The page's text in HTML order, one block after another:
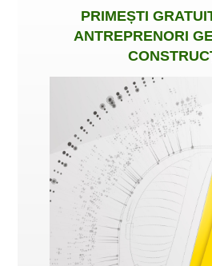
PRIMEȘTI
ANTREPRENORI